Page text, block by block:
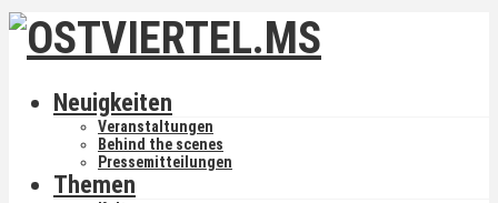
Neuigkeiten
Veranstaltungen
Behind the scenes
Pressemitteilungen
Themen